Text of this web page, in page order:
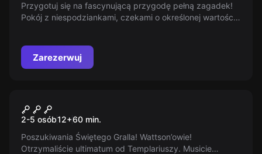
Przygotuj się na fascynującą przygodę pełną zagadek!
Pokój z niespodziankami, czekami o określonej wartości
podejmiesz wyzwanie?
Zarezerwuj
Sherlock
2-5 osób12+60 min.
Poszukiwania Świętego Gralla! Wattson’owie!
Otrzymaliście ultimatum od Templariuszy. Musicie